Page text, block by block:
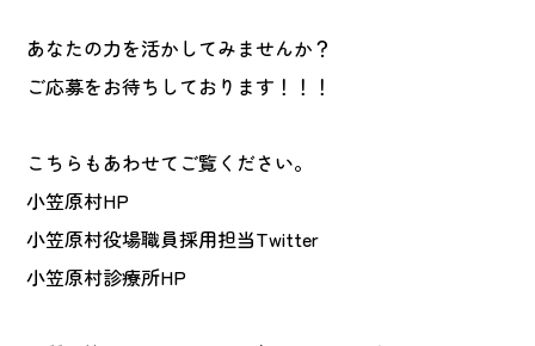
あなたの力を活かしてみませんか？
ご応募をお待ちしております！！！
こちらもあわせてご覧ください。
小笠原村HP
小笠原村役場職員採用担当Twitter
小笠原村診療所HP